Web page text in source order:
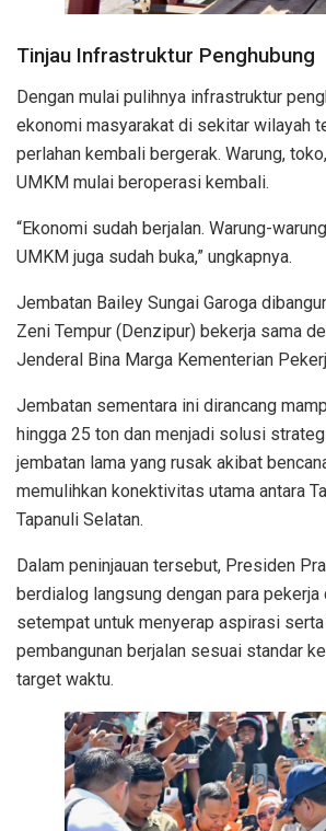
Tinjau Infrastruktur Penghubung
Dengan mulai pulihnya infrastruktur
ekonomi masyarakat di sekitar wilayah
perlahan kembali bergerak. Warung,
UMKM mulai beroperasi kembali.
“Ekonomi sudah berjalan. Warung-
UMKM juga sudah buka,” ungkapnya.
Jembatan Bailey Sungai Garoga
Zeni Tempur (Denzipur) bekerja sama
Jenderal Bina Marga Kementerian
Jembatan sementara ini dirancang
hingga 25 ton dan menjadi solusi
jembatan lama yang rusak akibat
memulihkan konektivitas utama antara
Tapanuli Selatan.
Dalam peninjauan tersebut, Presiden
berdialog langsung dengan para pekerja
setempat untuk menyerap aspirasi
pembangunan berjalan sesuai standar
target waktu.